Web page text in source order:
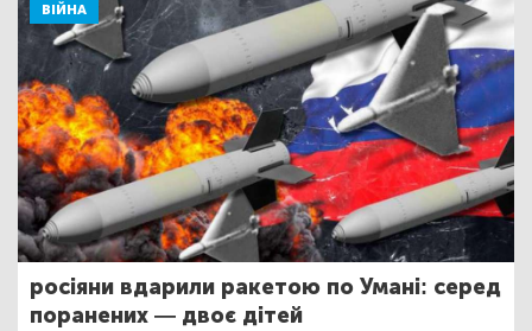
ВІЙНА
росіяни вдарили ракетою по Умані: серед
поранених — двоє дітей